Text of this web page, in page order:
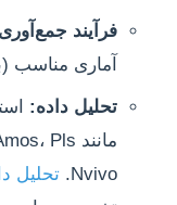
فرآیند
آماری مناسب
تحلیل داده:
Nvivo. تحلیل